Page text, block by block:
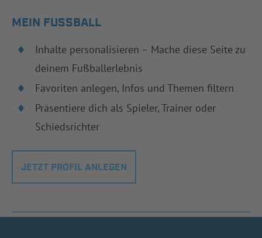
MEIN FUSSBALL
Inhalte personalisieren – Mache diese Seite zu
deinem Fußballerlebnis
Favoriten anlegen, Infos und Themen filtern
Präsentiere dich als Spieler, Trainer oder
Schiedsrichter
JETZT PROFIL ANLEGEN